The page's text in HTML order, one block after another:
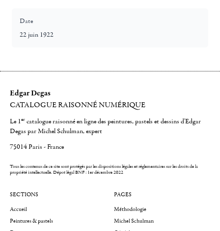
Date
22 juin 1922
Edgar Degas
CATALOGUE RAISONNÉ NUMÉRIQUE
Le 1er catalogue raisonné en ligne des peintures, pastels et dessins d'Edgar
Degas par Michel Schulman, expert
75014 Paris - France
Tous les contenus de ce site sont protégés par les dispositions légales et réglementaires sur les droits de la
propriété intellectuelle.Dépot légal BNF : 1er décembre 2022
SECTIONS
Accueil
Peintures & pastels
PAGES
Méthodologie
Michel Schulman